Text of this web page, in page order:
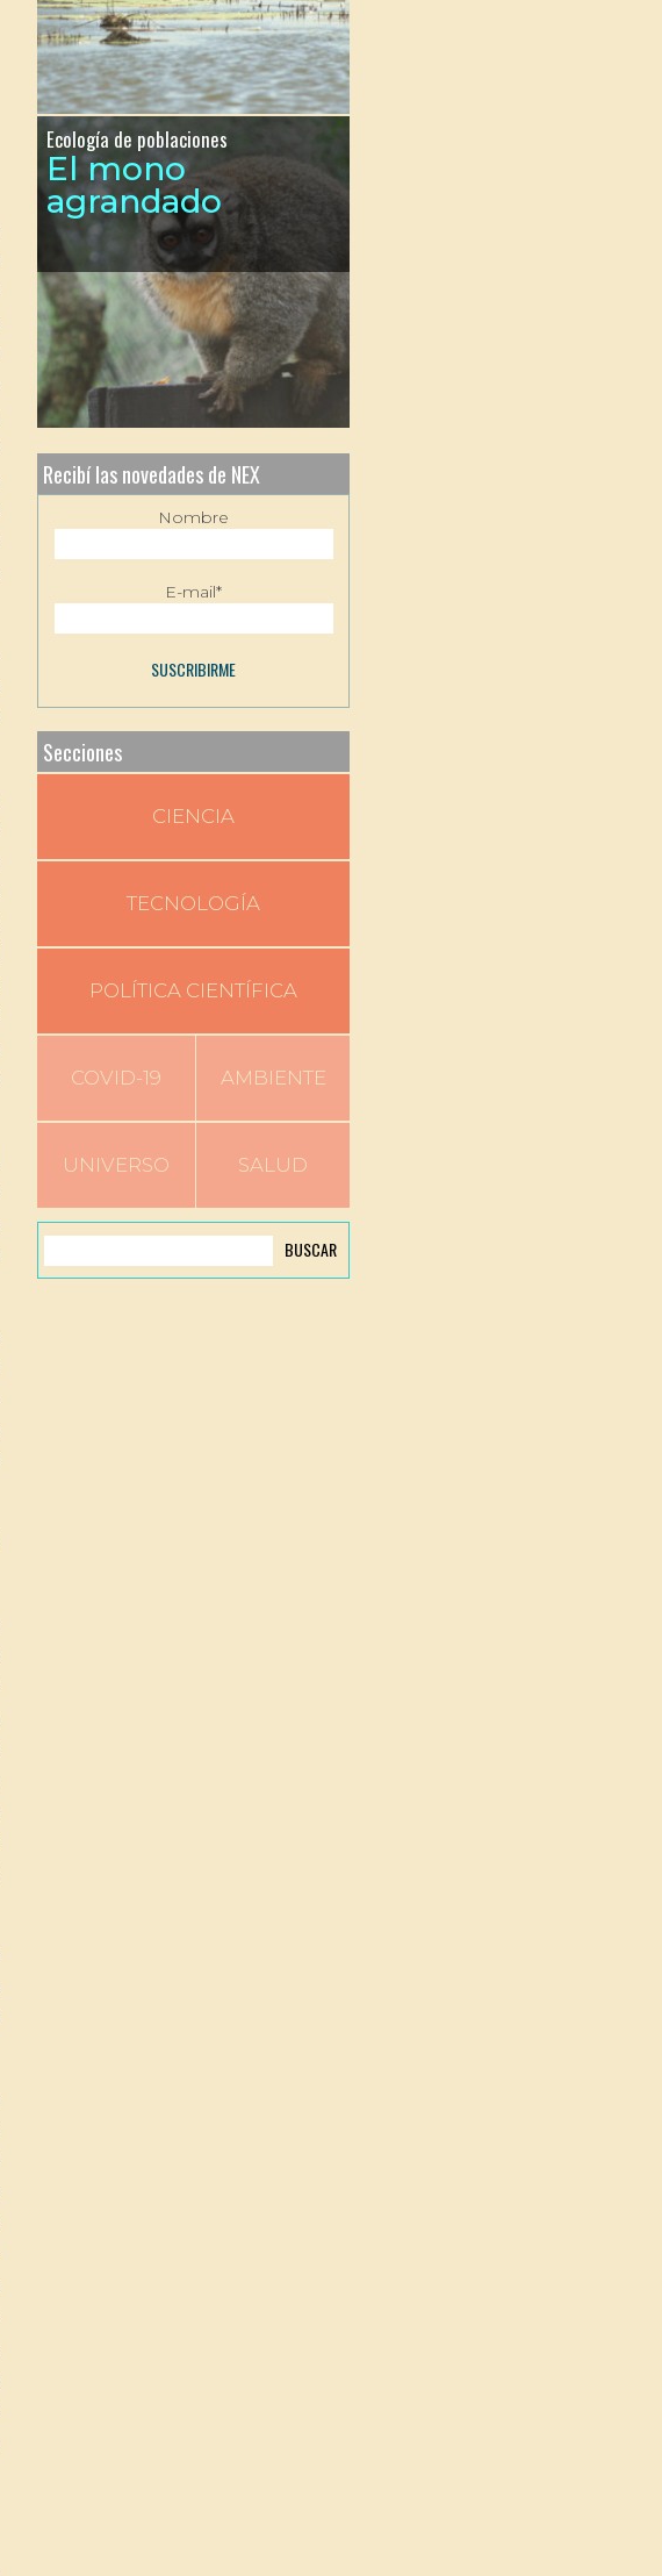
Ecología de poblaciones
El mono
agrandado
Recibí las novedades de NEX
Nombre
E-mail*
Secciones
CIENCIA
TECNOLOGÍA
POLÍTICA CIENTÍFICA
COVID-19 AMBIENTE
UNIVERSO SALUD
BUSCAR